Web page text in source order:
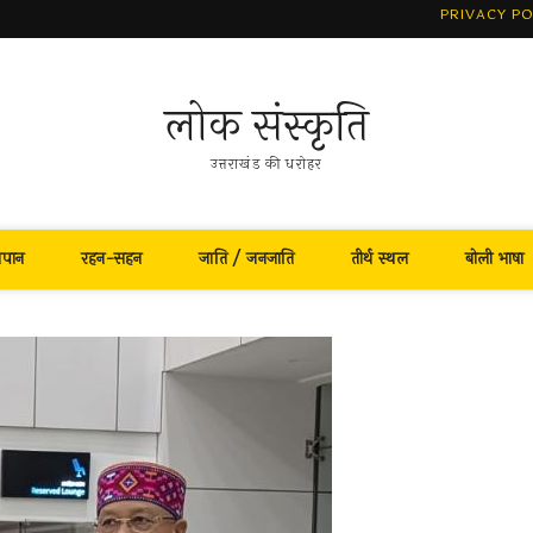
PRIVACY
लोक संस्कृति
उत्तराखंड की धरोहर
रहन-सहन जाति / जनजाति तीर्थ स्थल बोली भाषा